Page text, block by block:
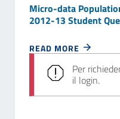
Micro-data
2012-13 Student
READ MORE
Per
il login.